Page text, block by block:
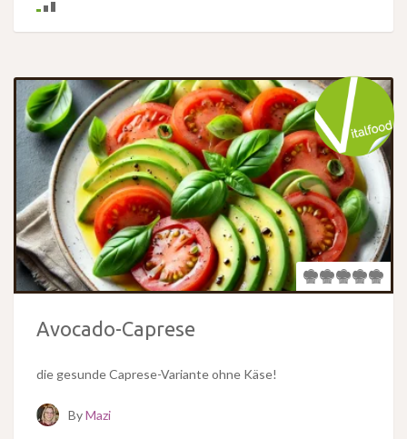
Avocado-Caprese
die gesunde Caprese-Variante ohne Käse!
ByMazi